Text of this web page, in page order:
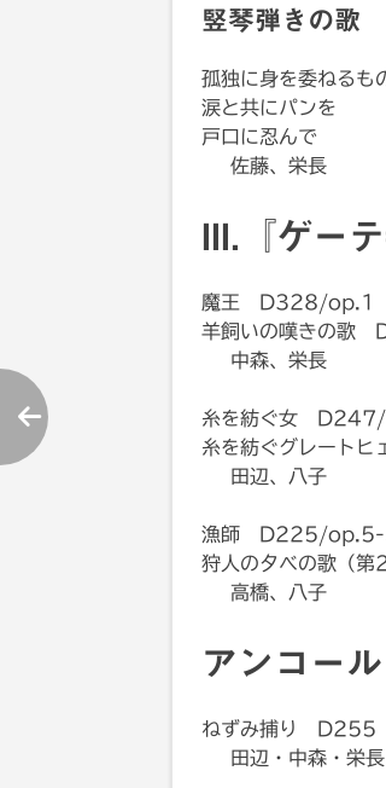
竪琴弾きの歌
孤独に身を委ねるも
涙と共にパンを
戸口に忍んで
佐藤、栄長
III.『ゲー
魔王 D328/op.1
羊飼いの嘆きの歌
中森、栄長
糸を紡ぐ女
糸を紡ぐグレート
田辺、八子
漁師 D225/
狩人の夕べの歌
高橋、八子
アンコール
ねずみ捕り D255
田辺・中森・栄